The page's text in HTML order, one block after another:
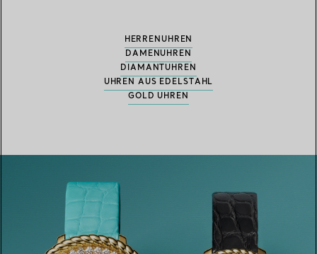
HERRENUHREN
DAMENUHREN
DIAMANTUHREN
UHREN AUS EDELSTAHL
GOLD UHREN